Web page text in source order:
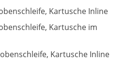
Kartusche Inline
Kartusche im
Kartusche Inline